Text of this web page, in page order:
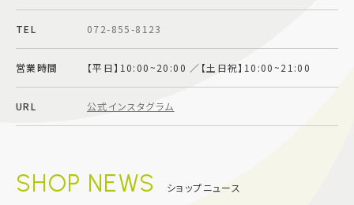
キッズ＆ベビー
アクセス＆駐車場
よくあるご質問
スタッフ募集
TEL 072-855-8123
営業時間 【平日】10:00~20:00 ／【土日祝】10:00~21:00
URL 公式インスタグラム
SHOP NEWS ショップニュース